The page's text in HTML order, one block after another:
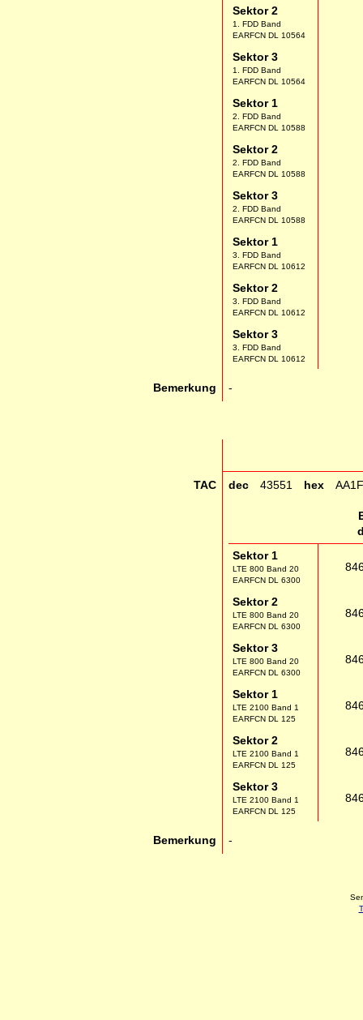
Sektor 2
1. FDD Band
EARFCN DL 10564
Sektor 3
1. FDD Band
EARFCN DL 10564
Sektor 1
2. FDD Band
EARFCN DL 10588
Sektor 2
2. FDD Band
EARFCN DL 10588
Sektor 3
2. FDD Band
EARFCN DL 10588
Sektor 1
3. FDD Band
EARFCN DL 10612
Sektor 2
3. FDD Band
EARFCN DL 10612
Sektor 3
3. FDD Band
EARFCN DL 10612
Bemerkung -
TAC dec 43551 hex AA1F
Sektor 1
LTE 800 Band 20
EARFCN DL 6300
Sektor 2
LTE 800 Band 20
EARFCN DL 6300
Sektor 3
LTE 800 Band 20
EARFCN DL 6300
Sektor 1
LTE 2100 Band 1
EARFCN DL 125
Sektor 2
LTE 2100 Band 1
EARFCN DL 125
Sektor 3
LTE 2100 Band 1
EARFCN DL 125
Bemerkung -